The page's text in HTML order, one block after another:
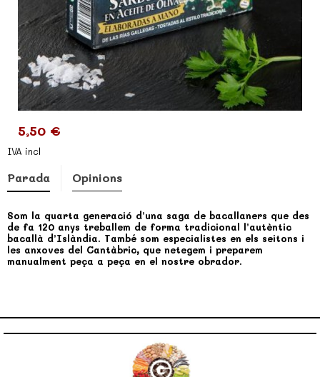
5,50 €
IVA incl
Parada Opinions
Som la quarta generació d’una saga de bacallaners que des
de fa 120 anys treballem de forma tradicional l’autèntic
bacallà d’Islàndia. També som especialistes en els seitons i
les anxoves del Cantàbric, que netegem i preparem
manualment peça a peça en el nostre obrador.